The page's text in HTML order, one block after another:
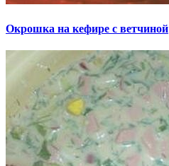
Окрошка на кефире с ветчиной